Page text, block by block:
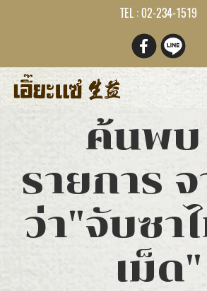
TEL : 02-234-1519
ค้นพบ
รายการ
ว่า"จับซา
เม็ด"